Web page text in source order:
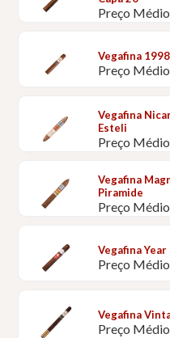
Preço
Vegafina
Preço
Vegafina
Esteli
Preço
Vegafina
Piramide
Preço
Vegafina
Preço
Vegafina
Preço